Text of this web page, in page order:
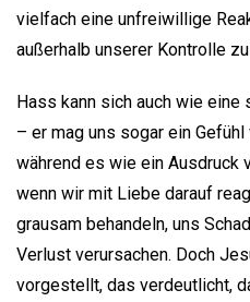
vielfach eine unfreiwillige
außerhalb unserer Kontrolle
Hass kann sich auch wie
– er mag uns sogar ein
während es wie ein Ausdruck
wenn wir mit Liebe darauf
grausam behandeln, uns
Verlust verursachen. Doch
vorgestellt, das verdeutlicht,